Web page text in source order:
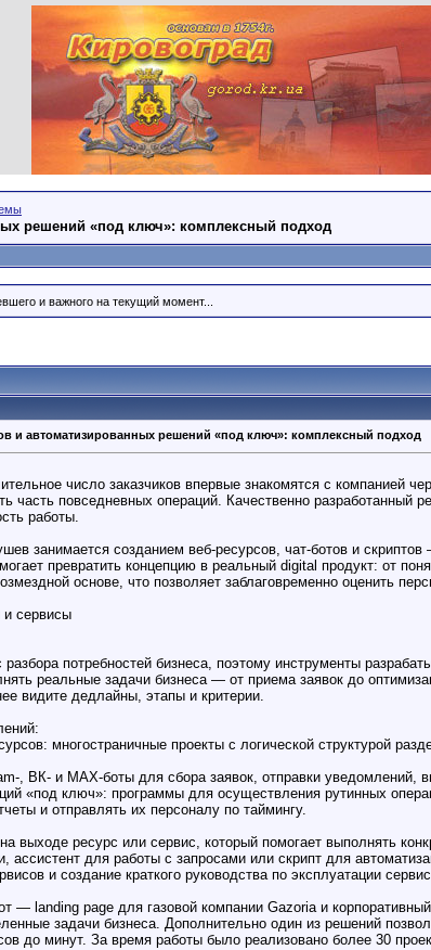
решений «под ключ»: комплексный подход
и важного на текущий момент...
и автоматизированных решений «под ключ»: комплексный подход
число заказчиков впервые знакомятся с компанией
часть повседневных операций. Качественно
работы.
занимается созданием веб-ресурсов, чат-ботов и
превратить концепцию в реальный digital продукт: от
основе, что позволяет заблаговременно оценить
и сервисы
разбора потребностей бизнеса, поэтому инструменты
реальные задачи бизнеса — от приема заявок до
видите дедлайны, этапы и критерии.
многостраничные проекты с логической структурой
, ВК- и MAX-боты для сбора заявок, отправки
«под ключ»: программы для осуществления рутинных
и отправлять их персоналу по таймингу.
выходе ресурс или сервис, который помогает выполнять
ассистент для работы с запросами или скрипт для
и создание краткого руководства по эксплуатации
— landing page для газовой компании Gazoria и
задачи бизнеса. Дополнительно один из решений
до минут. За время работы было реализовано более 30